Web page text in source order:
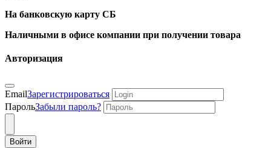
На банковскую карту СБ
Наличными в офисе компании при получении товара
Авторизация
EmailЗарегистрироваться
ПарольЗабыли пароль?
Войти